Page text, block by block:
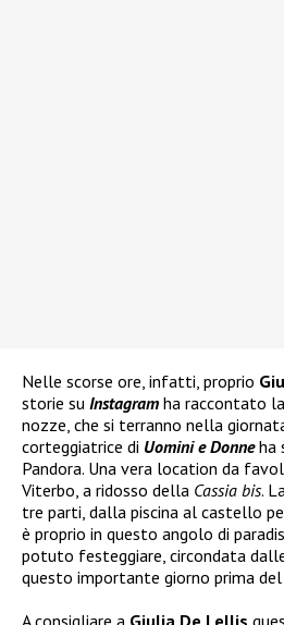
Nelle scorse ore, infatti, proprio
storie su Instagram ha raccontato
nozze, che si terranno nella
corteggiatrice di Uomini e Donneha
Pandora. Una vera location da
Viterbo, a ridosso della Cassia bis.
tre parti, dalla piscina al castello
è proprio in questo angolo di
potuto festeggiare, circondata
questo importante giorno prima
A consigliare a Giulia De Lellis